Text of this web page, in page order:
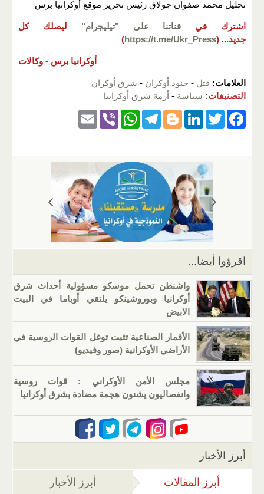
تحليل محمد صفوان جولاق رئيس تحرير موقع أوكرانيا برس
اشترك في قناتنا على "تيليجرام"
ليصلك كل
جديد... (
https://t.me/Ukr_Press
)
أوكرانيا برس - وكالات
العلامات: قتل - جنود أوكران - شرق أوكران
التصنيفات: سياسة - أزمة شرق أوكرانيا
F
k
T
er
Li
e
dI
n
Bl
g
er
T
gr
a
m
W
s
A
p
p
Vi
اقرؤوا أيضا...
واشنطن تحمل موسكو مسؤولية أحداث شرق
أوكرانيا وبوروشينكو يلتقي أوباما في البيت
الابيض
الأقمار الصناعية تثبت توغل القوات الروسية في
الأراضي الأوكرانية (صور وفيديو)
مجلس الأمن الأوكراني : قوات روسية
وانفصاليون يشنون هجمة مضادة بشرق أوكرانيا
أبرز الأخبار
أبرز المقالات (علامة التبويب النشطة)
أبرز الأخبار